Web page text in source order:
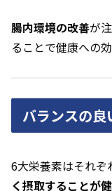
腸内環境の改善が
ることで健康への
バランスの良
6大栄養素はそれぞ
く摂取することが